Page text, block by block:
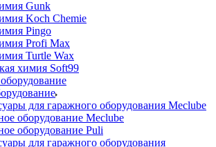
Gunk
Koch Chemie
Pingo
Profi Max
Turtle Wax
химия Soft99
для гаражного оборудования Meclube
оборудование Meclube
оборудование Puli
для гаражного оборудования